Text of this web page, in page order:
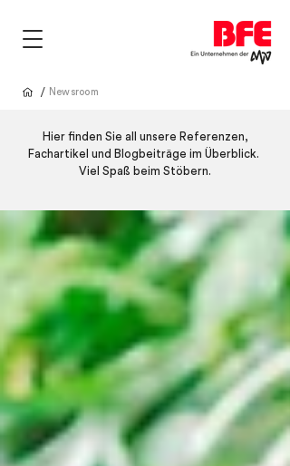
/ Newsroom
Hier finden Sie all unsere Referenzen,
Fachartikel und Blogbeiträge im Überblick.
Viel Spaß beim Stöbern.